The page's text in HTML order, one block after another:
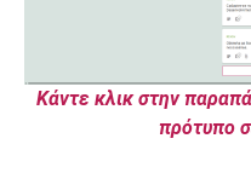
Κάντε κλικ στην
πρότυπο